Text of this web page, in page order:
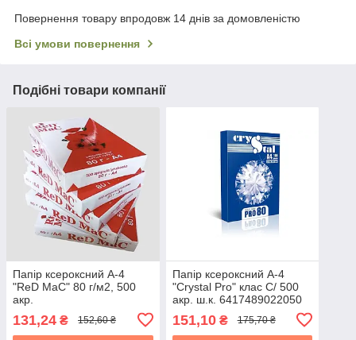
Повернення товару впродовж 14 днів за домовленістю
Всі умови повернення
Подібні товари компанії
Папір ксероксний А-4
"ReD MaC" 80 г/м2, 500
акр.
131,24 ₴ 152,60 ₴
Папір ксероксний А-4
"Crystal Pro" клас С/ 500
акр. ш.к. 6417489022050
151,10₴ 175,70 ₴